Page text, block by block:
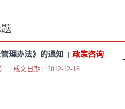
理办法》的通知 | 政策咨询
成文日期：2012-12-18